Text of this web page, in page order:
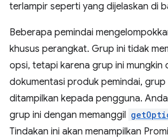
terlampir seperti yang dijelaskan di
Beberapa pemindai
khusus perangkat. Grup ini tidak
opsi, tetapi karena grup ini mungkin
dokumentasi produk pemindai,
ditampilkan kepada pengguna.
grup ini dengan memanggil
Tindakan ini akan menampilkan